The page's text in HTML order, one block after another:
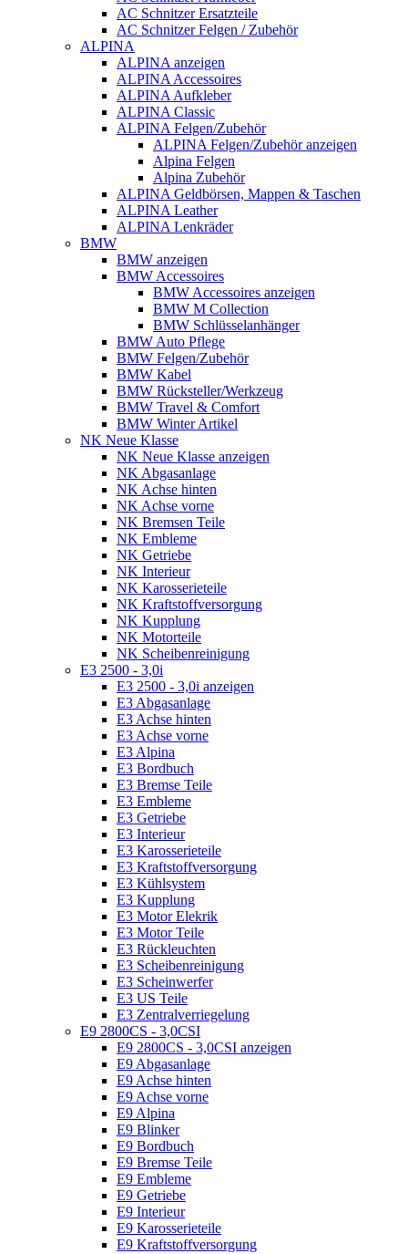
AC Schnitzer Ersatzteile
AC Schnitzer Felgen / Zubehör
ALPINA
ALPINA anzeigen
ALPINA Accessoires
ALPINA Aufkleber
ALPINA Classic
ALPINA Felgen/Zubehör
ALPINA Felgen/Zubehör anzeigen
Alpina Felgen
Alpina Zubehör
ALPINA Geldbörsen, Mappen & Taschen
ALPINA Leather
ALPINA Lenkräder
BMW
BMW anzeigen
BMW Accessoires
BMW Accessoires anzeigen
BMW M Collection
BMW Schlüsselanhänger
BMW Auto Pflege
BMW Felgen/Zubehör
BMW Kabel
BMW Rücksteller/Werkzeug
BMW Travel & Comfort
BMW Winter Artikel
NK Neue Klasse
NK Neue Klasse anzeigen
NK Abgasanlage
NK Achse hinten
NK Achse vorne
NK Bremsen Teile
NK Embleme
NK Getriebe
NK Interieur
NK Karosserieteile
NK Kraftstoffversorgung
NK Kupplung
NK Motorteile
NK Scheibenreinigung
E3 2500 - 3,0i
E3 2500 - 3,0i anzeigen
E3 Abgasanlage
E3 Achse hinten
E3 Achse vorne
E3 Alpina
E3 Bordbuch
E3 Bremse Teile
E3 Embleme
E3 Getriebe
E3 Interieur
E3 Karosserieteile
E3 Kraftstoffversorgung
E3 Kühlsystem
E3 Kupplung
E3 Motor Elekrik
E3 Motor Teile
E3 Rückleuchten
E3 Scheibenreinigung
E3 Scheinwerfer
E3 US Teile
E3 Zentralverriegelung
E9 2800CS - 3,0CSI
E9 2800CS - 3,0CSI anzeigen
E9 Abgasanlage
E9 Achse hinten
E9 Achse vorne
E9 Alpina
E9 Blinker
E9 Bordbuch
E9 Bremse Teile
E9 Embleme
E9 Getriebe
E9 Interieur
E9 Karosserieteile
E9 Kraftstoffversorgung